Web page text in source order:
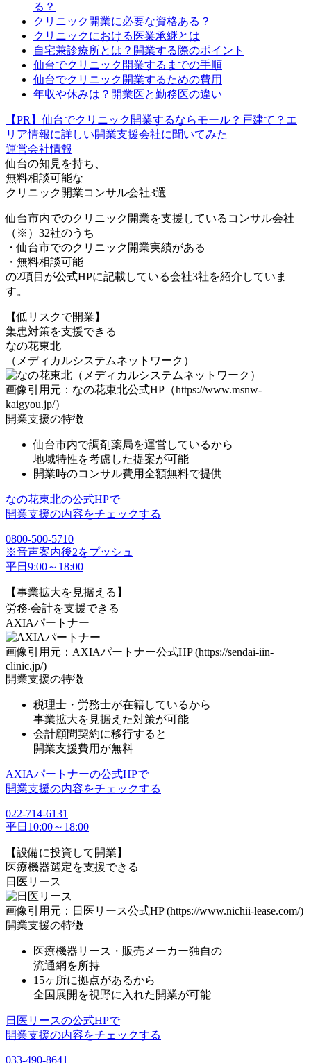
る？
クリニック開業に必要な資格ある？
クリニックにおける医業承継とは
自宅兼診療所とは？開業する際のポイント
仙台でクリニック開業するまでの手順
仙台でクリニック開業するための費用
年収や休みは？開業医と勤務医の違い
【PR】仙台でクリニック開業するならモール？戸建て？エ
リア情報に詳しい開業支援会社に聞いてみた
運営会社情報
仙台の知⾒を持ち、
無料相談可能な
クリニック開業コンサル会社3選
仙台市内でのクリニック開業を支援しているコンサル会社
（※）32社のうち
・仙台市でのクリニック開業実績がある
・無料相談可能
の2項目が公式HPに記載している会社3社を紹介していま
す。
【低リスクで開業】
集患対策を支援できる
なの花東北
（メディカルシステムネットワーク）
画像引用元：なの花東北公式HP（https://www.msnw-
kaigyou.jp/）
開業支援の特徴
仙台市内で調剤薬局を運営しているから
地域特性を考慮した提案が可能
開業時のコンサル費⽤全額無料で提供
なの花東北の公式HPで
開業支援の内容をチェックする
0800-500-5710
※音声案内後2をプッシュ
平日9:00～18:00
【事業拡⼤を⾒据える】
労務‧会計を支援できる
AXIAパートナー
画像引用元：AXIAパートナー公式HP (https://sendai-iin-
clinic.jp/)
開業支援の特徴
税理⼠・労務⼠が在籍しているから
事業拡⼤を⾒据えた対策が可能
会計顧問契約に移⾏すると
開業⽀援費⽤が無料
AXIAパートナーの公式HPで
開業支援の内容をチェックする
022-714-6131
平日10:00～18:00
【設備に投資して開業】
医療機器選定を支援できる
日医リース
画像引用元：日医リース公式HP (https://www.nichii-lease.com/)
開業支援の特徴
医療機器リース・販売メーカー独⾃の
流通網を所持
15ヶ所に拠点があるから
全国展開を視野に⼊れた開業が可能
日医リースの公式HPで
開業支援の内容をチェックする
033-490-8641